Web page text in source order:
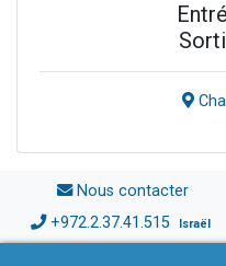
Nous contacter
+972.2.37.41.515 Israël